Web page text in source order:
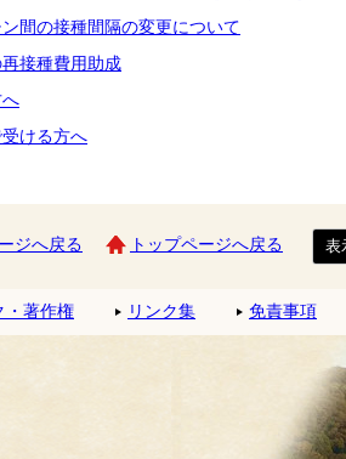
間の接種間隔の変更について
接種費用助成
ける方へ
ジへ戻る トップページへ戻る 表
・著作権 リンク集 免責事項